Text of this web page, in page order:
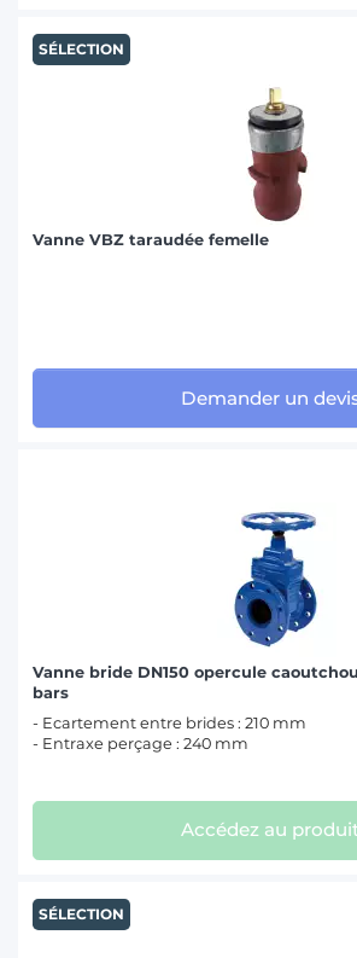
SÉLECTION
Vanne VBZ taraudée femelle
Demander un
Vanne bride DN150 opercule
bars
- Ecartement entre brides : 210 mm
- Entraxe perçage : 240 mm
Accédez au
SÉLECTION